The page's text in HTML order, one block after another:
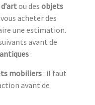
ou des objets
acheter des
une estimation.
avant de
:
mobiliers : il faut
avant de